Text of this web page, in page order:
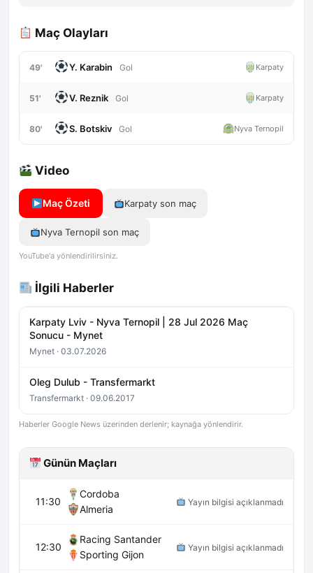
Maç Olayları
49' Y. Karabin Gol Karpaty
51' V. Reznik Gol Karpaty
80' S. Botskiv Gol Nyva Ternopil
Video
Maç Özeti Karpaty son maç
Nyva Ternopil son maç
YouTube'a yönlendirilirsiniz.
İlgili Haberler
Karpaty Lviv - Nyva Ternopil | 28 Jul 2026 Maç
Sonucu - Mynet
Mynet · 03.07.2026
Oleg Dulub - Transfermarkt
Transfermarkt · 09.06.2017
Haberler Google News üzerinden derlenir; kaynağa yönlendirir.
Günün Maçları
11:30
Cordoba
Almeria
Yayın bilgisi açıklanmadı
12:30
Racing Santander
Sporting Gijon
Yayın bilgisi açıklanmadı